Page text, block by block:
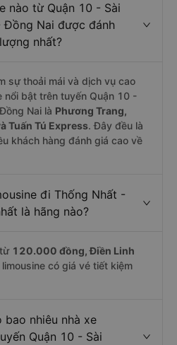
nào từ Quận 10 - Sài
Đồng Nai được đánh
nhất?
sự thoải mái và dịch vụ cao
nổi bật trên tuyến Quận 10 -
Nai là Phương Trang,
Tuấn Tú Express. Đây đều là
khách hàng đánh giá cao về
đi Thống Nhất -
là hãng nào?
120.000 đồng, Điền Linh
limousine có giá vé tiết kiệm
bao nhiêu nhà xe
Quận 10 - Sài